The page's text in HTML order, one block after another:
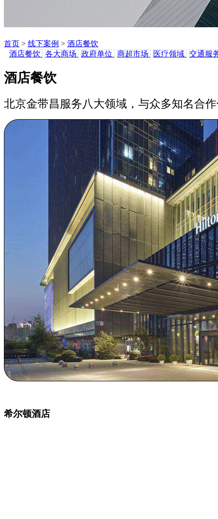
首页 > 线下案例 > 酒店餐饮
酒店餐饮 各大商场 政府单位 商超市场 医疗领域 交通服
酒店餐饮
北京金带昌服务八大领域，与众多知名合
希尔顿酒店